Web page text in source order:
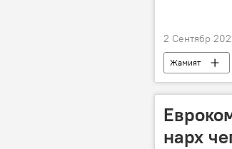
2 Сентябр
Жамият
нарх